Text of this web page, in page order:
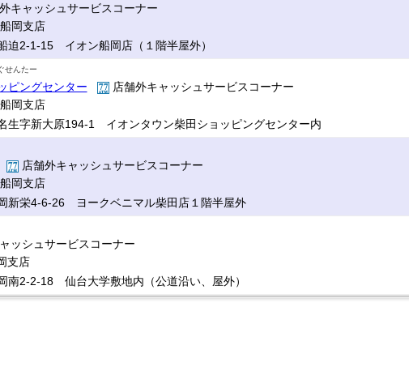
キャッシュサービスコーナー
岡支店
迫2-1-15 イオン船岡店（１階半屋外）
せんたー
ピングセンター
店舗外キャッシュサービスコーナー
岡支店
生字新大原194-1 イオンタウン柴田ショッピングセンター内
店舗外キャッシュサービスコーナー
岡支店
新栄4-6-26 ヨークベニマル柴田店１階半屋外
ッシュサービスコーナー
支店
南2-2-18 仙台大学敷地内（公道沿い、屋外）